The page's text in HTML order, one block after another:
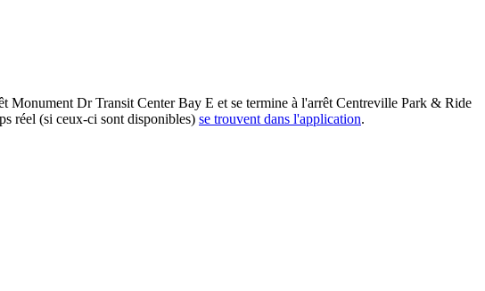
Monument Dr Transit Center Bay E et se termine à l'arrêt Centreville Park & Ride
réel (si ceux-ci sont disponibles) se trouvent dans l'application.